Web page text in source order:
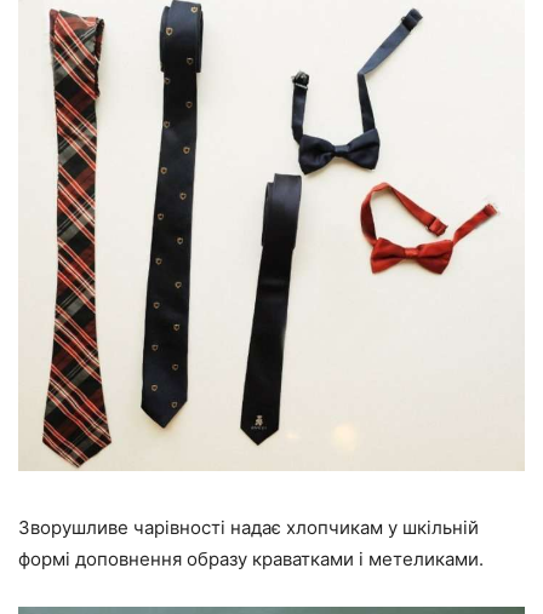
Зворушливе чарівності надає хлопчикам у шкільній
формі доповнення образу краватками і метеликами.